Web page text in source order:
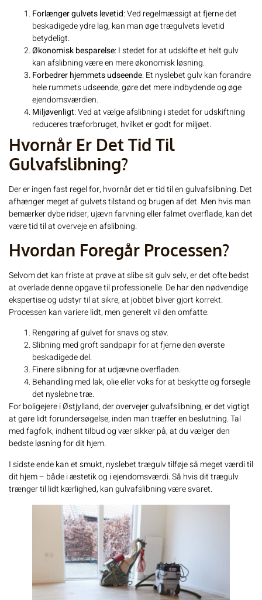
Forlænger gulvets levetid: Ved regelmæssigt at fjerne det
beskadigede ydre lag, kan man øge trægulvets levetid
betydeligt.
Økonomisk besparelse: I stedet for at udskifte et helt gulv
kan afslibning være en mere økonomisk løsning.
Forbedrer hjemmets udseende: Et nyslebet gulv kan forandre
hele rummets udseende, gøre det mere indbydende og øge
ejendomsværdien.
Miljøvenligt: Ved at vælge afslibning i stedet for udskiftning
reduceres træforbruget, hvilket er godt for miljøet.
Hvornår Er Det Tid Til
Gulvafslibning?
Der er ingen fast regel for, hvornår det er tid til engulvafslibning. Det
afhænger meget af gulvets tilstand og brugen af det. Men hvis man
bemærker dybe ridser, ujævn farvning eller falmet overflade, kan det
være tid til at overveje en afslibning.
Hvordan Foregår Processen?
Selvom det kan friste at prøve at slibe sit gulv selv, er det ofte bedst
at overlade denne opgave til professionelle. De har den nødvendige
ekspertise og udstyr til at sikre, at jobbet bliver gjort korrekt.
Processen kan variere lidt, men generelt vil den omfatte:
Rengøring af gulvet for snavs og støv.
Slibning med groft sandpapir for at fjerne den øverste
beskadigede del.
Finere slibning for at udjævne overfladen.
Behandling med lak, olie eller voks for at beskytte og forsegle
det nyslebne træ.
For boligejere i Østjylland, der overvejer gulvafslibning, er det vigtigt
at gøre lidt forundersøgelse, inden man træffer en beslutning. Tal
med fagfolk, indhent tilbud og vær sikker på, at du vælger den
bedste løsning for dit hjem.
I sidste ende kan et smukt, nyslebet trægulv tilføje så meget værdi til
dit hjem – både i æstetik og i ejendomsværdi. Så hvis dit trægulv
trænger til lidt kærlighed, kan gulvafslibning være svaret.